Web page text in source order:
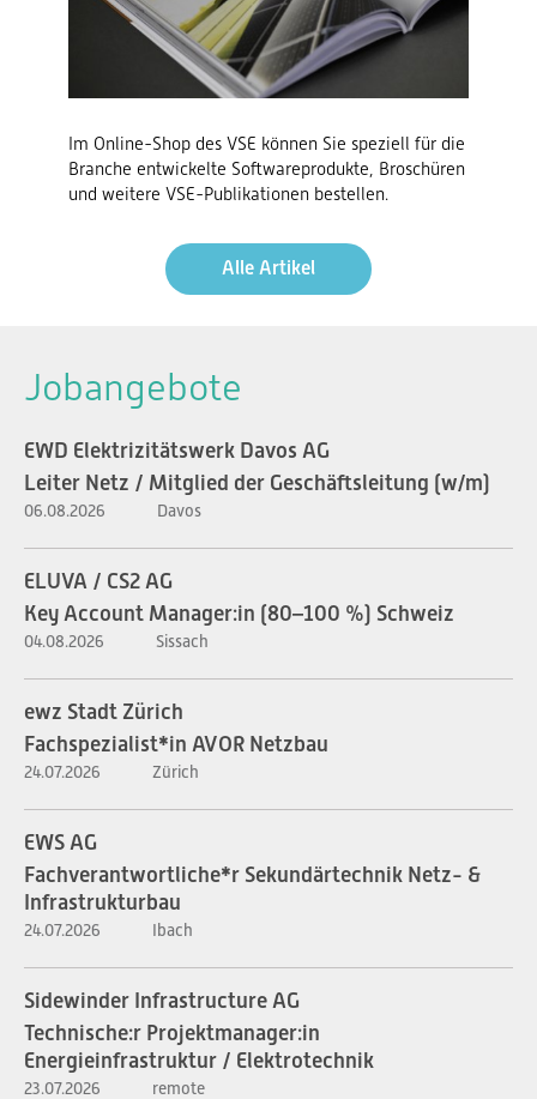
Im Online-Shop des VSE können Sie speziell für die
Branche entwickelte Softwareprodukte, Broschüren
und weitere VSE-Publikationen bestellen.
Alle Artikel
Jobangebote
EWD Elektrizitätswerk Davos AG
Leiter Netz / Mitglied der Geschäftsleitung (w/m)
06.08.2026 Davos
ELUVA / CS2 AG
Key Account Manager:in (80–100 %) Schweiz
04.08.2026 Sissach
ewz Stadt Zürich
Fachspezialist*in AVOR Netzbau
24.07.2026 Zürich
EWS AG
Fachverantwortliche*r Sekundärtechnik Netz- &
Infrastrukturbau
24.07.2026 Ibach
Sidewinder Infrastructure AG
Technische:r Projektmanager:in
Energieinfrastruktur / Elektrotechnik
23.07.2026 remote